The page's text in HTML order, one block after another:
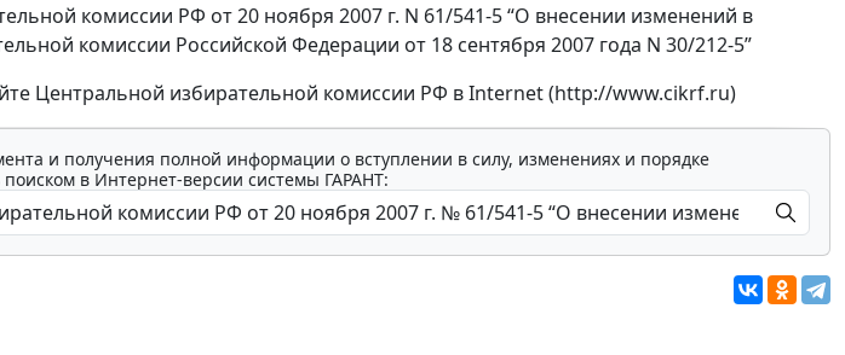
комиссии РФ от 20 ноября 2007 г. N 61/541-5 “О внесении изменений в
комиссии Российской Федерации от 18 сентября 2007 года N 30/212-5”
Центральной избирательной комиссии РФ в Internet (http://www.cikrf.ru)
и получения полной информации о вступлении в силу, изменениях и порядке
в Интернет-версии системы ГАРАНТ: